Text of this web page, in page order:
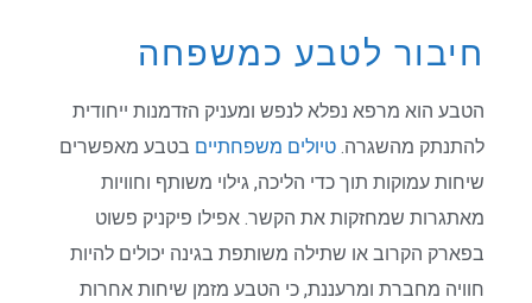
חיבור לטבע כמשפחה
הטבע הוא מרפא נפלא לנפש ומעניק הזדמנות ייחודית
להתנתק מהשגרה.טיולים משפחתייםבטבע מאפשרים
שיחות עמוקות תוך כדי הליכה, גילוי משותף וחוויות
מאתגרות שמחזקות את הקשר. אפילו פיקניק פשוט
בפארק הקרוב או שתילה משותפת בגינה יכולים להיות
חוויה מחברת ומרעננת, כי הטבע מזמן שיחות אחרות